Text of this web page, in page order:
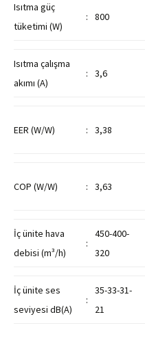
Isıtma güç
tüketimi (W)
: 800
Isıtma çalışma
akımı (A)
: 3,6
EER (W/W) : 3,38
COP (W/W) : 3,63
İç ünite hava
debisi (m³/h)
:
450-400-
320
İç ünite ses
seviyesi dB(A)
:
35-33-31-
21